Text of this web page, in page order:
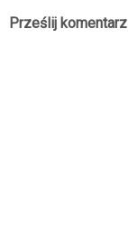
Prześlij komentarz